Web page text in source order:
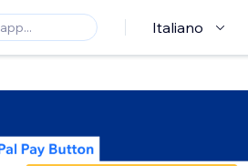
Italiano